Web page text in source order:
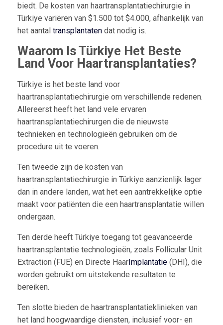
biedt. De kosten van haartransplantatiechirurgie in
Türkiye variëren van $1.500 tot $4.000, afhankelijk van
het aantal transplantatendat nodig is.
Waarom Is Türkiye Het Beste
Land Voor Haartransplantaties?
Türkiye is het beste land voor
haartransplantatiechirurgie om verschillende redenen.
Allereerst heeft het land vele ervaren
haartransplantatiechirurgen die de nieuwste
technieken en technologieën gebruiken om de
procedure uit te voeren.
Ten tweede zijn de kosten van
haartransplantatiechirurgie in Türkiye aanzienlijk lager
dan in andere landen, wat het een aantrekkelijke optie
maakt voor patiënten die een haartransplantatie willen
ondergaan.
Ten derde heeft Türkiye toegang tot geavanceerde
haartransplantatie technologieën, zoals Follicular Unit
Extraction (FUE) en Directe HaarImplantatie(DHI), die
worden gebruikt om uitstekende resultaten te
bereiken.
Ten slotte bieden de haartransplantatieklinieken van
het land hoogwaardige diensten, inclusief voor- en